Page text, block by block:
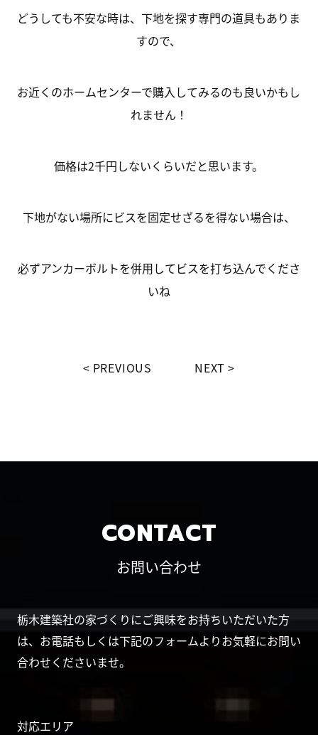
どうしても不安な時は、下地を探す専門の道具もありま
すので、
お近くのホームセンターで購入してみるのも良いかもし
れません！
価格は2千円しないくらいだと思います。
下地がない場所にビスを固定せざるを得ない場合は、
必ずアンカーボルトを併用してビスを打ち込んでくださ
いね
PREVIOUS NEXT
CONTACT
お問い合わせ
栃木建築社の家づくりにご興味をお持ちいただいた方
は、お電話もしくは下記のフォームよりお気軽にお問い
合わせくださいませ。
対応エリア